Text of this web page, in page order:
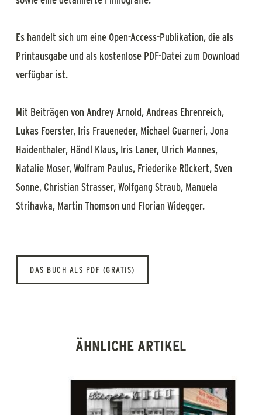
Es handelt sich um eine Open-Access-Publikation, die als
Printausgabe und als kostenlose PDF-Datei zum Download
verfügbar ist.
Mit Beiträgen von Andrey Arnold, Andreas Ehrenreich,
Lukas Foerster, Iris Fraueneder, Michael Guarneri, Jona
Haidenthaler, Händl Klaus, Iris Laner, Ulrich Mannes,
Natalie Moser, Wolfram Paulus, Friederike Rückert, Sven
Sonne, Christian Strasser, Wolfgang Straub, Manuela
Strihavka, Martin Thomson und Florian Widegger.
DAS BUCH ALS PDF (GRATIS)
ÄHNLICHE ARTIKEL